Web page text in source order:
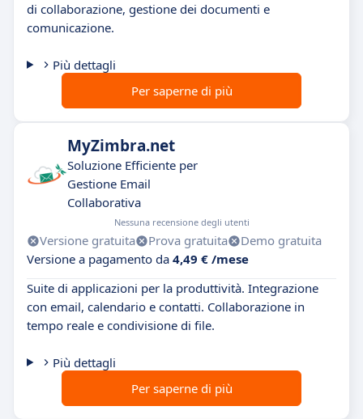
di collaborazione, gestione dei documenti e
comunicazione.
Più dettagli
Per saperne di più
MyZimbra.net
Soluzione Efficiente per
Gestione Email
Collaborativa
Nessuna recensione degli utenti
Versione gratuita Prova gratuita
Demo gratuita
Versione a pagamento da 4,49 € /mese
Suite di applicazioni per la produttività. Integrazione
con email, calendario e contatti. Collaborazione in
tempo reale e condivisione di file.
Più dettagli
Per saperne di più